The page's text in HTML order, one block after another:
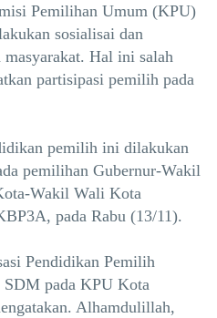
Pemilihan Umum (KPU)
sosialisai dan
Hal ini salah
partisipasi pemilih pada
pemilih ini dilakukan
pemilihan Gubernur-Wakil
Wakil Wali Kota
pada Rabu (13/11).
Pendidikan Pemilih
SDM pada KPU Kota
Alhamdulillah,